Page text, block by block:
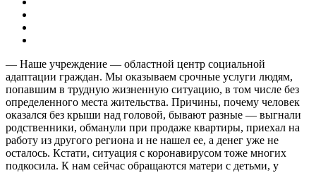
— Наше учреждение — областной центр социальной
адаптации граждан. Мы оказываем срочные услуги людям,
попавшим в трудную жизненную ситуацию, в том числе без
определенного места жительства. Причины, почему человек
оказался без крыши над головой, бывают разные — выгнали
родственники, обманули при продаже квартиры, приехал на
работу из другого региона и не нашел ее, а денег уже не
осталось. Кстати, ситуация с коронавирусом тоже многих
подкосила. К нам сейчас обращаются матери с детьми, у